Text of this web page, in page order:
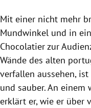
Mit einer nicht mehr
Mundwinkel und in
Chocolatier zur
Wände des alten
verfallen aussehen,
und sauber. An
erklärt er, wie er über